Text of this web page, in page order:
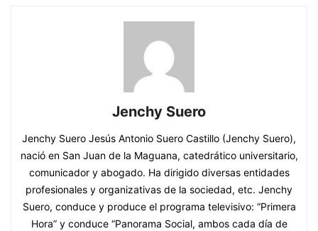
Jenchy Suero
Jenchy Suero Jesús Antonio Suero Castillo (Jenchy Suero),
nació en San Juan de la Maguana, catedrático universitario,
comunicador y abogado. Ha dirigido diversas entidades
profesionales y organizativas de la sociedad, etc. Jenchy
Suero, conduce y produce el programa televisivo: “Primera
Hora” y conduce “Panorama Social, ambos cada día de